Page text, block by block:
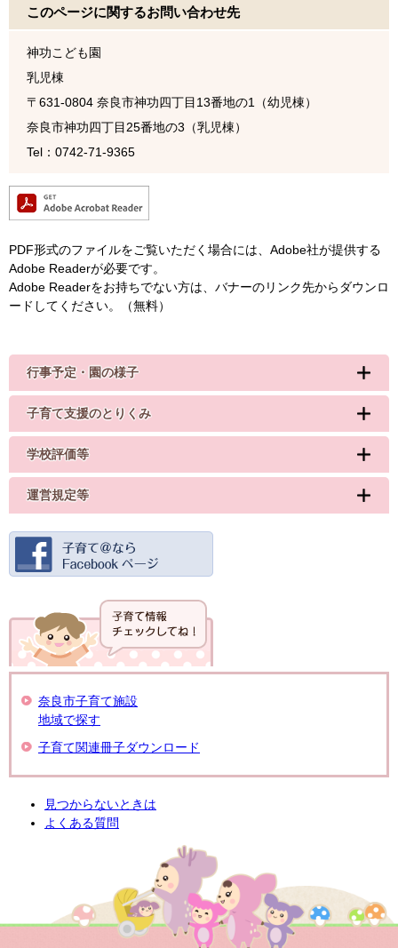
このページに関するお問い合わせ先
神功こども園
乳児棟
〒631-0804 奈良市神功四丁目13番地の1（幼児棟）
奈良市神功四丁目25番地の3（乳児棟）
Tel：0742-71-9365
PDF形式のファイルをご覧いただく場合には、Adobe社が提供する
Adobe Readerが必要です。
Adobe Readerをお持ちでない方は、バナーのリンク先からダウンロ
ードしてください。（無料）
行事予定・園の様子
子育て支援のとりくみ
学校評価等
運営規定等
奈良市子育て施設
地域で探す
子育て関連冊子ダウンロード
見つからないときは
よくある質問